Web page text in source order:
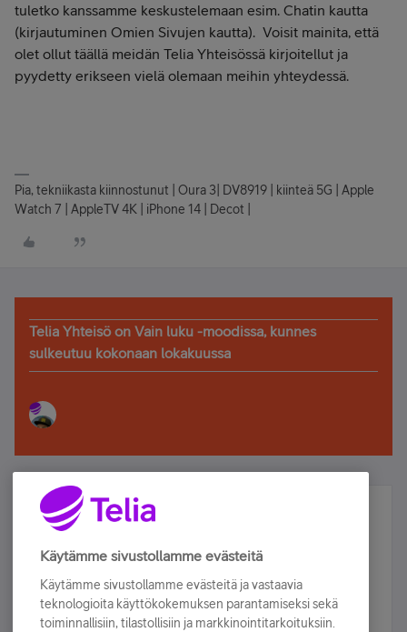
tuletko kanssamme keskustelemaan esim. Chatin kautta
(kirjautuminen Omien Sivujen kautta). Voisit mainita, että
olet ollut täällä meidän Telia Yhteisössä kirjoitellut ja
pyydetty erikseen vielä olemaan meihin yhteydessä.
Pia, tekniikasta kiinnostunut | Oura 3| DV8919 | kiinteä 5G | Apple
Watch 7 | AppleTV 4K | iPhone 14 | Decot |
Telia Yhteisö on Vain luku -moodissa, kunnes
sulkeutuu kokonaan lokakuussa
Älä jää paitsi – osallistu ja voita!
Tilaa Telian uutiskirje ja olet mukana arvonnassa.
sähköpostiisi.
Käytämme sivustollamme evästeitä
Käytämme sivustollamme evästeitä ja vastaavia
teknologioita käyttökokemuksen parantamiseksi sekä
toiminnallisiin, tilastollisiin ja markkinointitarkoituksiin.